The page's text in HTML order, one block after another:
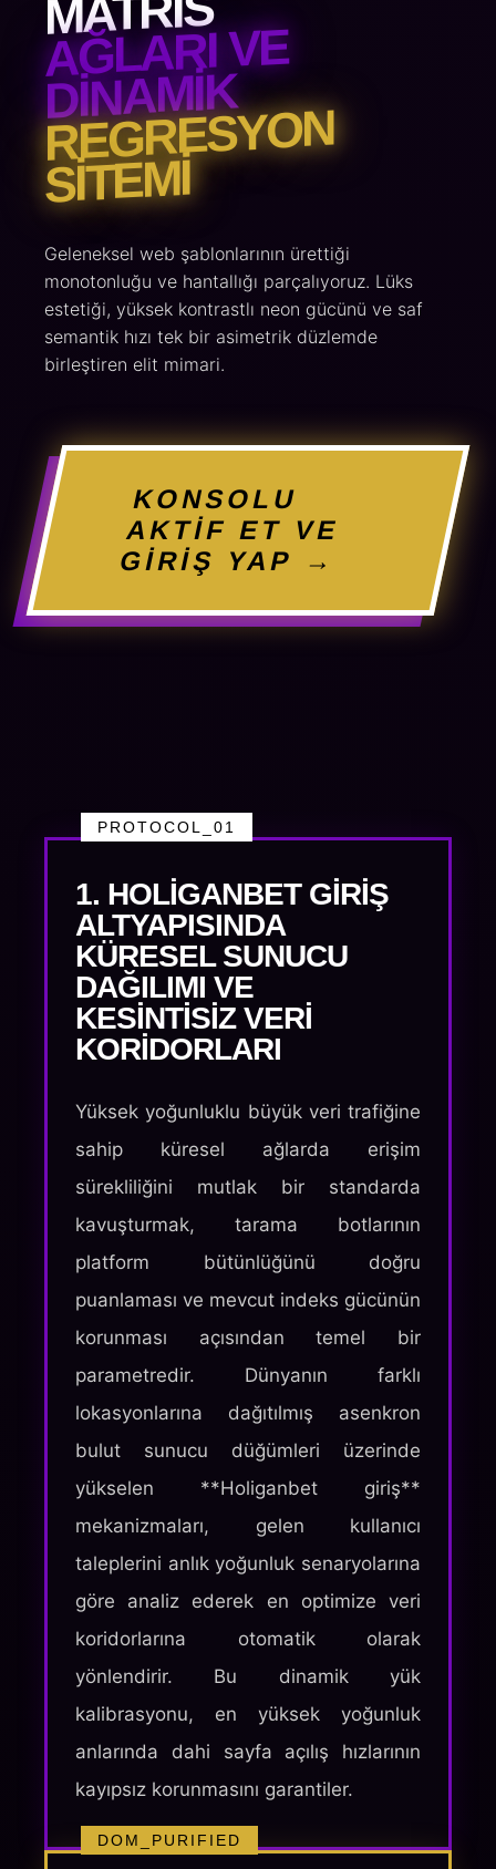
AĞLARI VE
DINAMIK
REGRESYON
SITEMI
Geleneksel web şablonlarının ürettiği
monotonluğu ve hantallığı parçalıyoruz. Lüks
estetiği, yüksek kontrastlı neon gücünü ve saf
semantik hızı tek bir asimetrik düzlemde
birleştiren elit mimari.
KONSOLU
AKTİF ET VE
GİRİŞ YAP →
PROTOCOL_01
1. HOLIGANBET GIRIŞ
ALTYAPISINDA
KÜRESEL SUNUCU
DAĞILIMI VE
KESINTISIZ VERI
KORIDORLARI
Yüksek yoğunluklu büyük veri trafiğine
sahip küresel ağlarda erişim
sürekliliğini mutlak bir standarda
kavuşturmak, tarama botlarının
platform bütünlüğünü doğru
puanlaması ve mevcut indeks gücünün
korunması açısından temel bir
parametredir. Dünyanın farklı
lokasyonlarına dağıtılmış asenkron
bulut sunucu düğümleri üzerinde
yükselen **Holiganbet giriş**
mekanizmaları, gelen kullanıcı
taleplerini anlık yoğunluk senaryolarına
göre analiz ederek en optimize veri
koridorlarına otomatik olarak
yönlendirir. Bu dinamik yük
kalibrasyonu, en yüksek yoğunluk
anlarında dahi sayfa açılış hızlarının
kayıpsız korunmasını garantiler.
DOM_PURIFIED